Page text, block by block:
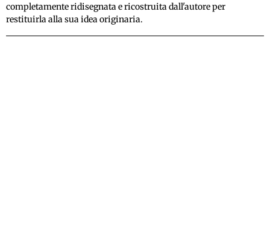
completamente ridisegnata e ricostruita dall'autore per
restituirla alla sua idea originaria.